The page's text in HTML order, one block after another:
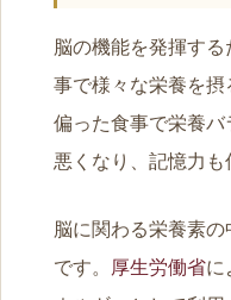
脳の機能を発揮す
事で様々な栄養を摂
偏った食事で栄養
悪くなり、記憶力も
脳に関わる栄養素
です。 厚生労働省に